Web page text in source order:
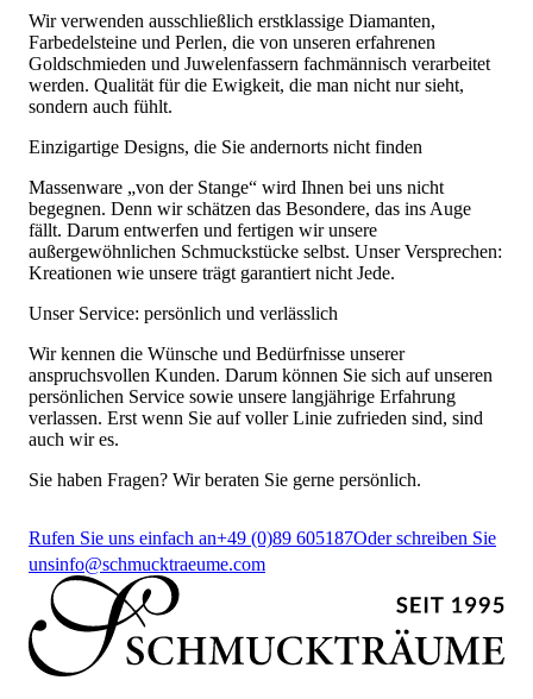
Wir verwenden ausschließlich erstklassige Diamanten,
Farbedelsteine und Perlen, die von unseren erfahrenen
Goldschmieden und Juwelenfassern fachmännisch verarbeitet
werden. Qualität für die Ewigkeit, die man nicht nur sieht,
sondern auch fühlt.
Einzigartige Designs, die Sie andernorts nicht finden
Massenware „von der Stange“ wird Ihnen bei uns nicht
begegnen. Denn wir schätzen das Besondere, das ins Auge
fällt. Darum entwerfen und fertigen wir unsere
außergewöhnlichen Schmuckstücke selbst. Unser Versprechen:
Kreationen wie unsere trägt garantiert nicht Jede.
Unser Service: persönlich und verlässlich
Wir kennen die Wünsche und Bedürfnisse unserer
anspruchsvollen Kunden. Darum können Sie sich auf unseren
persönlichen Service sowie unsere langjährige Erfahrung
verlassen. Erst wenn Sie auf voller Linie zufrieden sind, sind
auch wir es.
Sie haben Fragen? Wir beraten Sie gerne persönlich.
Rufen Sie uns einfach an+49 (0)89 605187Oder schreiben Sie
unsinfo@schmucktraeume.com